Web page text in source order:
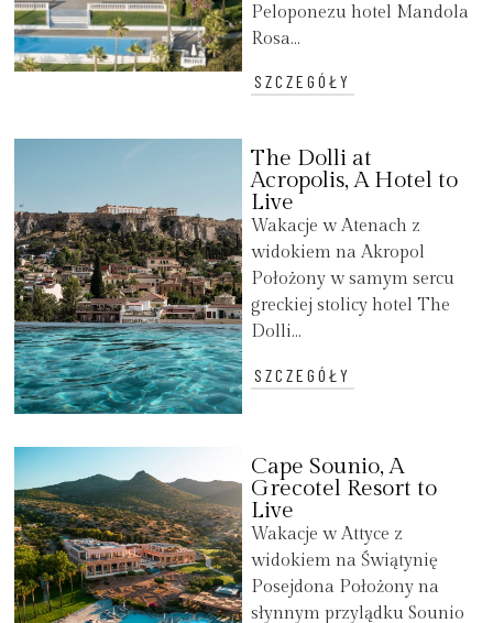
Peloponezu hotel Mandola
Rosa...
SZCZEGÓŁY
The Dolli at
Acropolis, A Hotel to
Live
Wakacje w Atenach z
widokiem na Akropol
Położony w samym sercu
greckiej stolicy hotel The
Dolli...
SZCZEGÓŁY
Cape Sounio, A
Grecotel Resort to
Live
Wakacje w Attyce z
widokiem na Świątynię
Posejdona Położony na
słynnym przylądku Sounio